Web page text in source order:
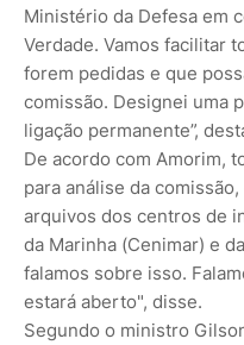
Ministério da Defesa em
Verdade. Vamos facilitar
forem pedidas e que
comissão. Designei uma
ligação permanente”,
De acordo com Amorim,
para análise da
arquivos dos centros de
da Marinha (Cenimar) e
falamos sobre isso.
estará aberto", disse.
Segundo o ministro